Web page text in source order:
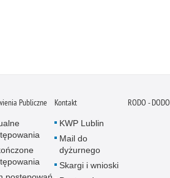
Publiczne Kontakt
KWP Lublin
Mail do
dyżurnego
Skargi i wnioski
RODO - DODO